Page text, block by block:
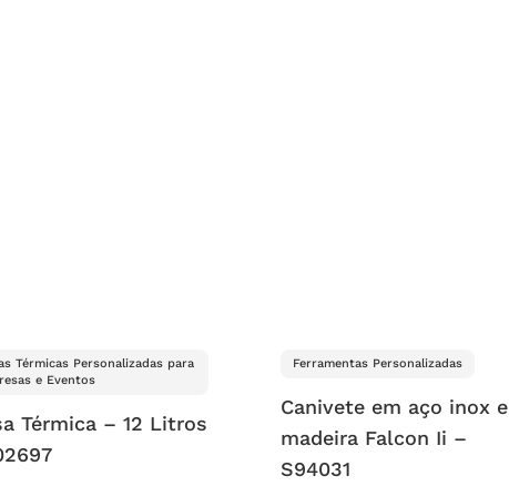
Térmicas Personalizadas para
e Eventos
Térmica – 12 Litros
Ferramentas Personalizadas
Canivete em aço inox e
madeira Falcon Ii –
S94031